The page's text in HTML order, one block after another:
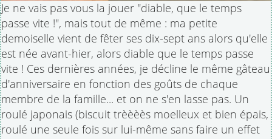
Je ne vais pas vous la jouer "diable, que le temps
passe vite !", mais tout de même : ma petite
demoiselle vient de fêter ses dix-sept ans alors qu'elle
est née avant-hier, alors diable que le temps passe
vite ! Ces dernières années, je décline le même gâteau
d'anniversaire en fonction des goûts de chaque
membre de la famille... et on ne s'en lasse pas. Un
roulé japonais (biscuit trèèèès moelleux et bien épais,
roulé une seule fois sur lui-même sans faire un effet